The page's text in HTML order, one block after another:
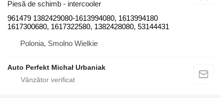
Piesă de schimb - intercooler
961479 1382429080-1613994080, 1613994180
1617300680, 1617322580, 1382428080, 53144431
Polonia, Smolno Wielkie
Auto Perfekt Michał Urbaniak